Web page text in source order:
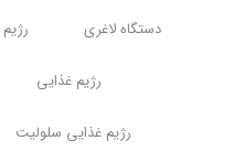
دستگاه لاغری
رژیم غذایی
رژیم غذایی سلولیت